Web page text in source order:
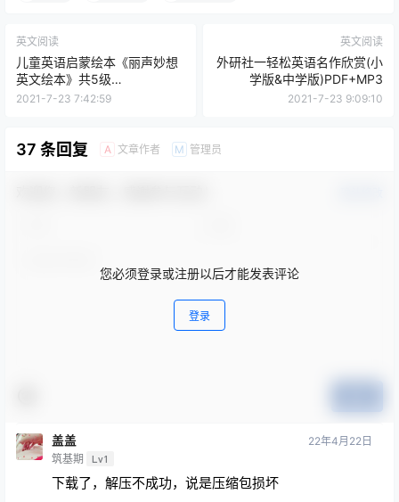
英文阅读
儿童英语启蒙绘本《丽声妙想
英文绘本》共5级
PDF+MP3+课件
2021-7-23 7:42:59
英文阅读
外研社一轻松英语名作欣赏(小
学版&中学版)PDF+MP3
2021-7-23 9:09:10
37 条回复 A 文章作者 M 管理员
您必须登录或注册以后才能发表评论
登录
盖盖
筑基期 Lv1
22年4月22日
下载了，解压不成功，说是压缩包损坏